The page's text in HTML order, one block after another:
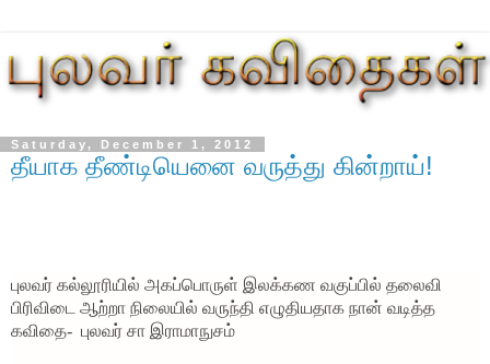
Saturday, December 1, 2012
தீயாக தீண்டியெனை வருத்து கின்றாய்!
புலவர் கல்லூரியில் அகப்பொருள் இலக்கண வகுப்பில் தலைவி
பிரிவிடை ஆற்றா நிலையில் வருந்தி எழுதியதாக நான் வடித்த
கவிதை- புலவர் சா இராமாநுசம்